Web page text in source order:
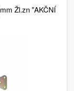
Žl.zn "AKČNÍ